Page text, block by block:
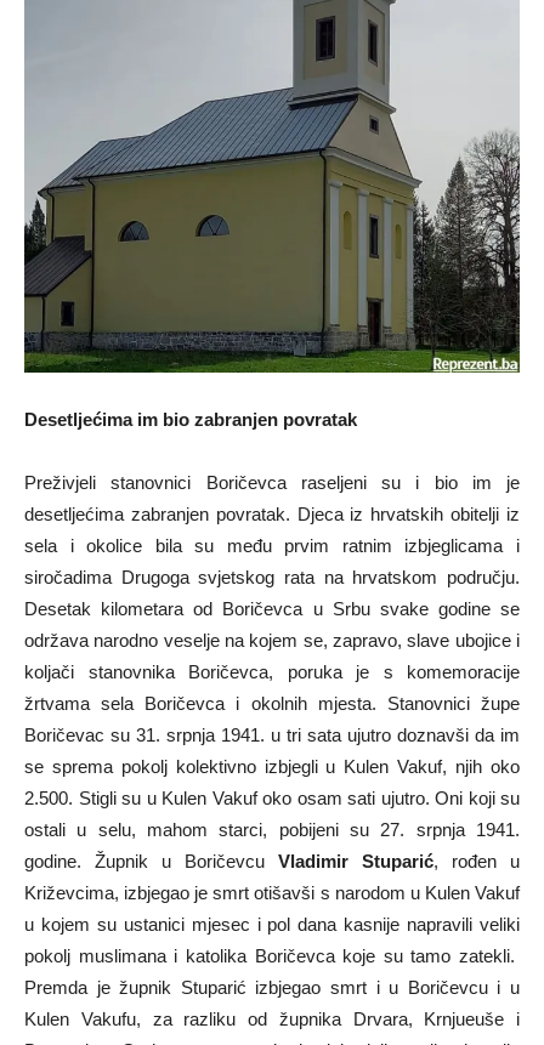
Desetljećima im bio zabranjen povratak
Preživjeli stanovnici Boričevca raseljeni su i bio im je
desetljećima zabranjen povratak. Djeca iz hrvatskih obitelji iz
sela i okolice bila su među prvim ratnim izbjeglicama i
siročadima Drugoga svjetskog rata na hrvatskom području.
Desetak kilometara od Boričevca u Srbu svake godine se
održava narodno veselje na kojem se, zapravo, slave ubojice i
koljači stanovnika Boričevca, poruka je s komemoracije
žrtvama sela Boričevca i okolnih mjesta. Stanovnici župe
Boričevac su 31. srpnja 1941. u tri sata ujutro doznavši da im
se sprema pokolj kolektivno izbjegli u Kulen Vakuf, njih oko
2.500. Stigli su u Kulen Vakuf oko osam sati ujutro. Oni koji su
ostali u selu, mahom starci, pobijeni su 27. srpnja 1941.
godine. Župnik u Boričevcu Vladimir Stuparić, rođen u
Križevcima, izbjegao je smrt otišavši s narodom u Kulen Vakuf
u kojem su ustanici mjesec i pol dana kasnije napravili veliki
pokolj muslimana i katolika Boričevca koje su tamo zatekli.
Premda je župnik Stuparić izbjegao smrt i u Boričevcu i u
Kulen Vakufu, za razliku od župnika Drvara, Krnjueuše i